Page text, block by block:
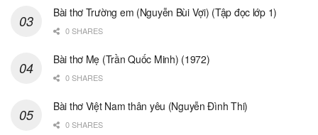
Bài thơ Trường em (Nguyễn Bùi Vợi) (Tập đọc lớp 1)
0 SHARES
Bài thơ Mẹ (Trần Quốc Minh) (1972)
0 SHARES
Bài thơ Việt Nam thân yêu (Nguyễn Đình Thi)
0 SHARES